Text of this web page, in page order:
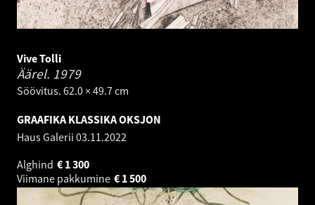
Vive Tolli
Äärel. 1979
Söövitus. 62.0 × 49.7 cm
GRAAFIKA KLASSIKA OKSJON
Haus Galerii 03.11.2022
Alghind
1 300
€
Viimane pakkumine
1 500
€